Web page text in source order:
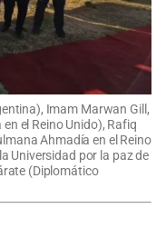
Imam Marwan Gill,
el Reino Unido), Rafiq
Ahmadía en el Reino
Universidad por la paz de
(Diplomático